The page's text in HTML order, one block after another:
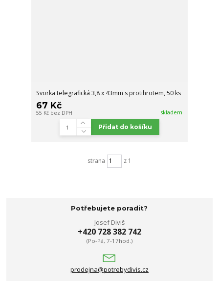
Svorka telegrafická 3,8 x 43mm s protihrotem, 50 ks
67 Kč
55 Kč bez DPH skladem
Přidat do košíku
strana z 1
Potřebujete poradit?
Josef Diviš
+420 728 382 742
(Po-Pá, 7-17hod.)
prodejna@potrebydivis.cz